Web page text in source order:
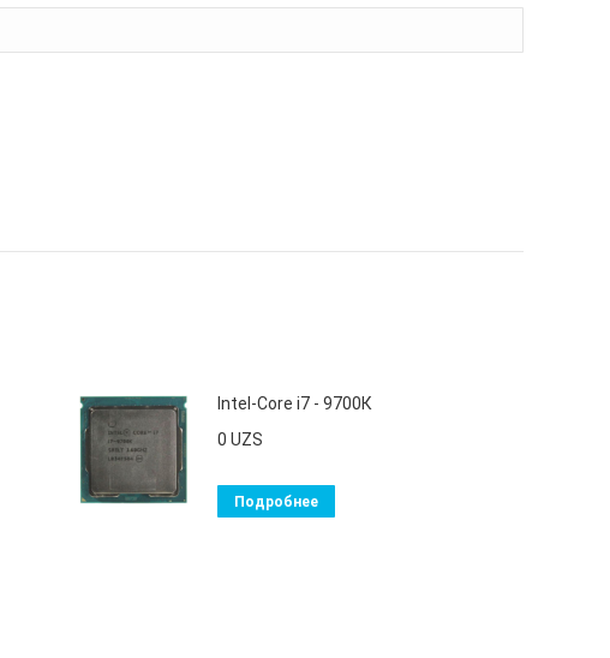
Intel-Core i7 - 9700К
0 UZS
Подробнее